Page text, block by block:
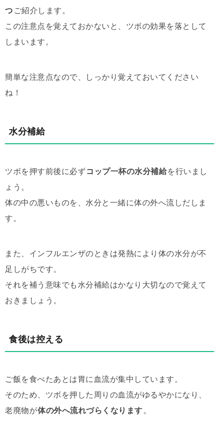
つ ご紹介します。
この注意点を覚えておかないと、ツボの効果を落として
しまいます。
簡単な注意点なので、しっかり覚えておいてください
ね！
水分補給
ツボを押す前後に必ずコップ一杯の水分補給を行いまし
ょう。
体の中の悪いものを、水分と一緒に体の外へ流しだしま
す。
また、インフルエンザのときは発熱により体の水分が不
足しがちです。
それを補う意味でも水分補給はかなり大切なので覚えて
おきましょう。
食後は控える
ご飯を食べたあとは胃に血流が集中しています。
そのため、ツボを押した周りの血流がゆるやかになり、
老廃物が体の外へ流れづらくなります 。